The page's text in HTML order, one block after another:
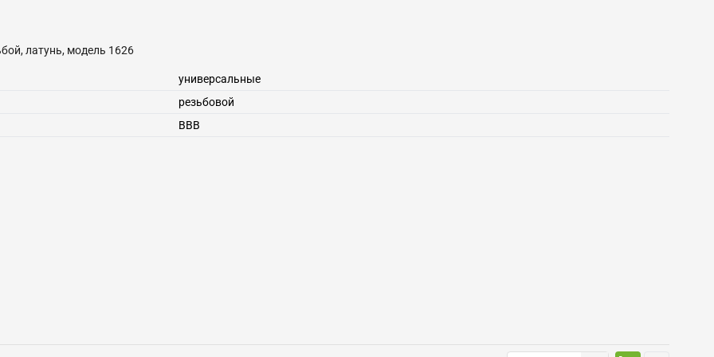
латунь, модель 1626
универсальные
резьбовой
ВВВ